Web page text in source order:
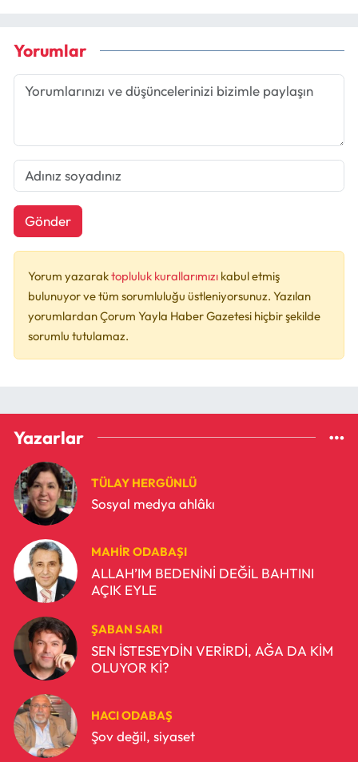
Yorumlar
Gönder
Yorum yazaraktopluluk kurallarımızı kabul etmiş
bulunuyor ve tüm sorumluluğu üstleniyorsunuz. Yazılan
yorumlardan Çorum Yayla Haber Gazetesi hiçbir şekilde
sorumlu tutulamaz.
Yazarlar
TÜLAY HERGÜNLÜ
Sosyal medya ahlâkı
MAHIR ODABAŞI
ALLAH’IM BEDENİNİ DEĞİL BAHTINI
AÇIK EYLE
ŞABAN SARI
SEN İSTESEYDİN VERİRDİ, AĞA DA KİM
OLUYOR Kİ?
HACI ODABAŞ
Şov değil, siyaset